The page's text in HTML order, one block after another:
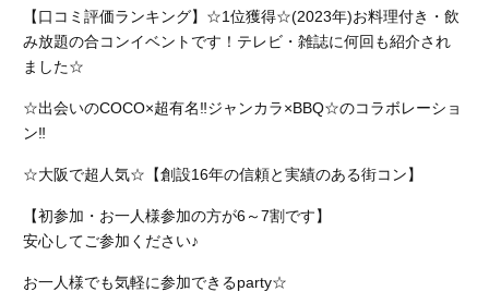
【口コミ評価ランキング】☆1位獲得☆(2023年)お料理付き・飲
み放題の合コンイベントです！テレビ・雑誌に何回も紹介され
ました☆
☆出会いのCOCO×超有名‼︎ジャンカラ×BBQ☆のコラボレーショ
ン‼︎
☆大阪で超人気☆【創設16年の信頼と実績のある街コン】
【初参加・お一人様参加の方が6～7割です】
安心してご参加ください♪
お一人様でも気軽に参加できるparty☆